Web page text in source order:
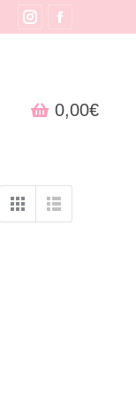
Instagram
in
Facebook
in
0,00€